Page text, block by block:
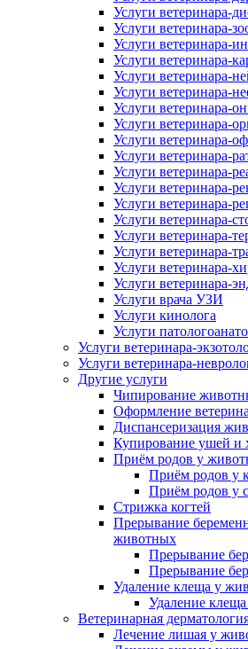
Услуги ветеринара-
Услуги ветеринара-
Услуги ветеринара-
Услуги ветеринара-
Услуги ветеринара-
Услуги ветеринара-
Услуги ветеринара-
Услуги ветеринара-
Услуги ветеринара-
Услуги ветеринара-
Услуги ветеринара-
Услуги ветеринара-
Услуги ветеринара-
Услуги ветеринара-
Услуги ветеринара-
Услуги ветеринара-
Услуги ветеринара-
Услуги ветеринара-
Услуги врача УЗИ
Услуги кинолога
Услуги
Услуги ветеринара-
Услуги ветеринара-
Другие услуги
Чипирование
Оформление
Диспансеризация
Купирование ушей и
Приём родов у
Приём родов у
Приём родов у
Стрижка когтей
Прерывание
животных
Прерывание
Прерывание
Удаление клеща у
Удаление клеща
Ветеринарная
Лечение лишая у